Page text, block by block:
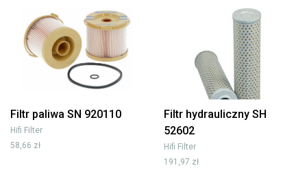
Filtr paliwa SN 920110
Hifi Filter
58,66 zł
Filtr hydrauliczny SH
52602
Hifi Filter
191,97 zł